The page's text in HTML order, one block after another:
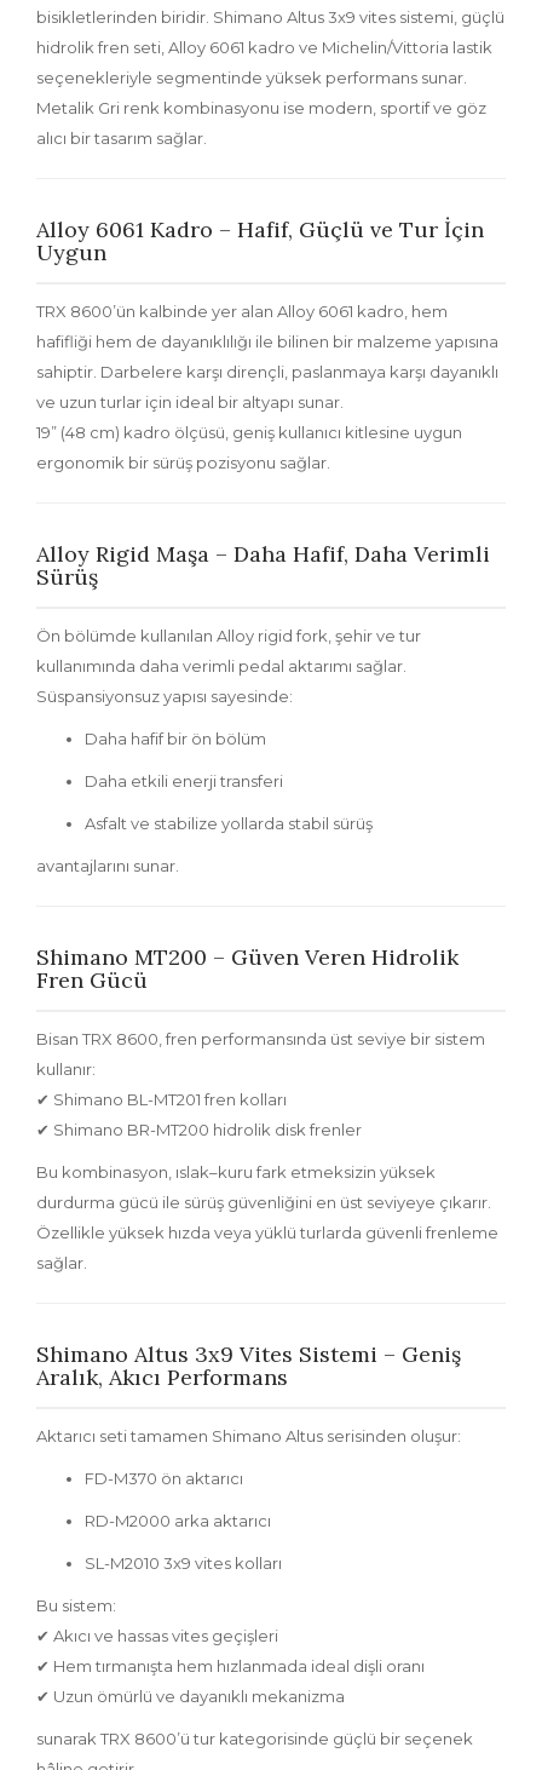
bisikletlerinden biridir. Shimano Altus 3x9 vites sistemi, güçlü
hidrolik fren seti, Alloy 6061 kadro ve Michelin/Vittoria lastik
seçenekleriyle segmentinde yüksek performans sunar.
Metalik Gri renk kombinasyonu ise modern, sportif ve göz
alıcı bir tasarım sağlar.
Alloy 6061 Kadro – Hafif, Güçlü ve Tur İçin
Uygun
TRX 8600’ün kalbinde yer alan Alloy 6061 kadro , hem
hafifliği hem de dayanıklılığı ile bilinen bir malzeme yapısına
sahiptir. Darbelere karşı dirençli, paslanmaya karşı dayanıklı
ve uzun turlar için ideal bir altyapı sunar.
19” (48 cm) kadro ölçüsü, geniş kullanıcı kitlesine uygun
ergonomik bir sürüş pozisyonu sağlar.
Alloy Rigid Maşa – Daha Hafif, Daha Verimli
Sürüş
Ön bölümde kullanılan Alloy rigid fork , şehir ve tur
kullanımında daha verimli pedal aktarımı sağlar.
Süspansiyonsuz yapısı sayesinde:
Daha hafif bir ön bölüm
Daha etkili enerji transferi
Asfalt ve stabilize yollarda stabil sürüş
avantajlarını sunar.
Shimano MT200 – Güven Veren Hidrolik
Fren Gücü
Bisan TRX 8600, fren performansında üst seviye bir sistem
kullanır:
✔ Shimano BL-MT201 fren kolları
✔ Shimano BR-MT200 hidrolik disk frenler
Bu kombinasyon, ıslak–kuru fark etmeksizin yüksek
durdurma gücü ile sürüş güvenliğini en üst seviyeye çıkarır.
Özellikle yüksek hızda veya yüklü turlarda güvenli frenleme
sağlar.
Shimano Altus 3x9 Vites Sistemi – Geniş
Aralık, Akıcı Performans
Aktarıcı seti tamamen Shimano Altus serisinden oluşur:
FD-M370 ön aktarıcı
RD-M2000 arka aktarıcı
SL-M2010 3x9 vites kolları
Bu sistem:
✔ Akıcı ve hassas vites geçişleri
✔ Hem tırmanışta hem hızlanmada ideal dişli oranı
✔ Uzun ömürlü ve dayanıklı mekanizma
sunarak TRX 8600’ü tur kategorisinde güçlü bir seçenek